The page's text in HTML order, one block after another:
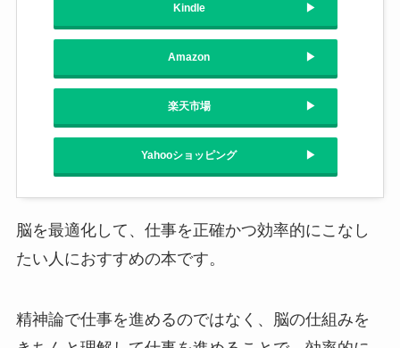
Kindle
Amazon
楽天市場
Yahooショッピング
脳を最適化して、仕事を正確かつ効率的にこなし
たい人におすすめの本です。
精神論で仕事を進めるのではなく、脳の仕組みを